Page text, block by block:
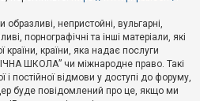
непристойні, вульгарні,
порнографічні та інші матеріали, які
країни, яка надає послуги
ШКОЛА” чи міжнародне право. Такі
і постійної відмови у доступі до форуму,
буде повідомлений про це, якщо ми